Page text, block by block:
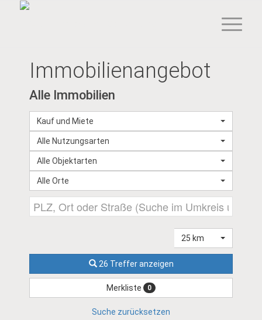
Immobilien­angebot
Alle Immobilien
Kauf und Miete
Alle Nutzungsarten
Alle Objektarten
Alle Orte
25 km
26 Treffer anzeigen
Merkliste 0
Suche zurücksetzen